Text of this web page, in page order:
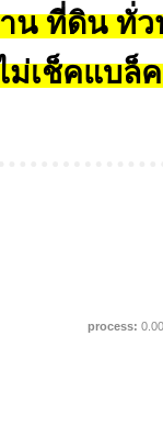
ที่ดิน ทั่ว
ม่เช็คแบล็
process: